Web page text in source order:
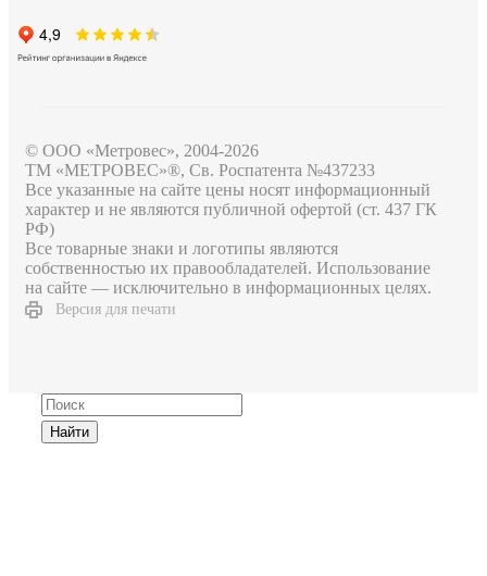
© ООО «Метровес», 2004-2026
ТМ «МЕТРОВЕС»®, Св. Роспатента №4​3​7​2​3​3
Все указанные на сайте цены носят информационный
характер и не являются публичной офертой (ст. 437 ГК
РФ)
Все товарные знаки и логотипы являются
собственностью их правообладателей. Использование
на сайте — исключительно в информационных целях.
Версия для печати
Найти